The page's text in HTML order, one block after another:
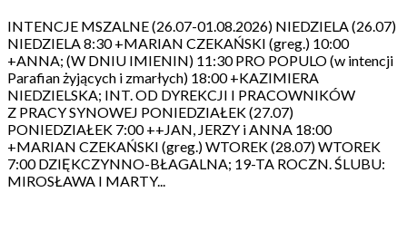
INTENCJE MSZALNE (26.07-01.08.2026) NIEDZIELA (26.07)
NIEDZIELA 8:30 +MARIAN CZEKAŃSKI (greg.) 10:00
+ANNA; (W DNIU IMIENIN) 11:30 PRO POPULO (w intencji
Parafian żyjących i zmarłych) 18:00 +KAZIMIERA
NIEDZIELSKA; INT. OD DYREKCJI I PRACOWNIKÓW
Z PRACY SYNOWEJ PONIEDZIAŁEK (27.07)
PONIEDZIAŁEK 7:00 ++JAN, JERZY i ANNA 18:00
+MARIAN CZEKAŃSKI (greg.) WTOREK (28.07) WTOREK
7:00 DZIĘKCZYNNO-BŁAGALNA; 19-TA ROCZN. ŚLUBU:
MIROSŁAWA I MARTY...